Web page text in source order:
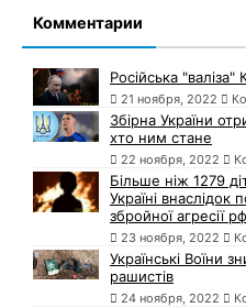
Комментарии
Російська "валіза"
21 ноября, 2022
Збірна України
хто ним стане
22 ноября, 2022
Більше ніж 1279
Україні внаслідок
збройної агресії рф
23 ноября, 2022
Українські Воїни
рашистів
24 ноября, 2022